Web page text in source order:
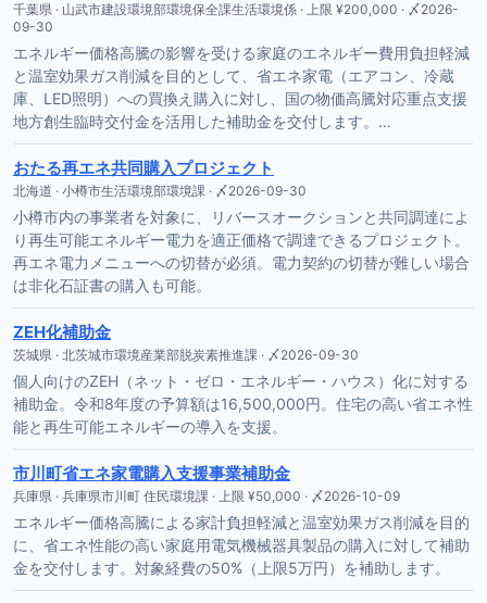
千葉県 · 山武市建設環境部環境保全課生活環境係 · 上限 ¥200,000 · 〆2026-
09-30
エネルギー価格高騰の影響を受ける家庭のエネルギー費用負担軽減
と温室効果ガス削減を目的として、省エネ家電（エアコン、冷蔵
庫、LED照明）への買換え購入に対し、国の物価高騰対応重点支援
地方創生臨時交付金を活用した補助金を交付します。…
おたる再エネ共同購入プロジェクト
北海道 · 小樽市生活環境部環境課 · 〆2026-09-30
小樽市内の事業者を対象に、リバースオークションと共同調達によ
り再生可能エネルギー電力を適正価格で調達できるプロジェクト。
再エネ電力メニューへの切替が必須。電力契約の切替が難しい場合
は非化石証書の購入も可能。
ZEH化補助金
茨城県 · 北茨城市環境産業部脱炭素推進課 · 〆2026-09-30
個人向けのZEH（ネット・ゼロ・エネルギー・ハウス）化に対する
補助金。令和8年度の予算額は16,500,000円。住宅の高い省エネ性
能と再生可能エネルギーの導入を支援。
市川町省エネ家電購入支援事業補助金
兵庫県 · 兵庫県市川町 住民環境課 · 上限 ¥50,000 · 〆2026-10-09
エネルギー価格高騰による家計負担軽減と温室効果ガス削減を目的
に、省エネ性能の高い家庭用電気機械器具製品の購入に対して補助
金を交付します。対象経費の50%（上限5万円）を補助します。